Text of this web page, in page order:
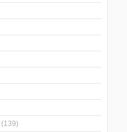
(139)